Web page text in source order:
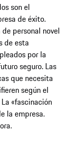
son el
de éxito.
personal novel
de esta
por la
seguro. Las
que necesita
según el
«fascinación
la empresa.